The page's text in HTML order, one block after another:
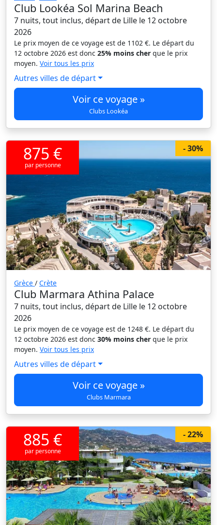
Club Lookéa Sol Marina Beach
7 nuits, tout inclus, départ de Lille le 12 octobre
2026
Le prix moyen de ce voyage est de 1102 €. Le départ du
12 octobre 2026 est donc 25% moins cher que le prix
moyen. Voir tous les prix
Autres villes de départ
Voir ce voyage »
Clubs Lookéa
- 30%
875 €
par personne
Grèce / Crète
Club Marmara Athina Palace
7 nuits, tout inclus, départ de Lille le 12 octobre
2026
Le prix moyen de ce voyage est de 1248 €. Le départ du
12 octobre 2026 est donc 30% moins cher que le prix
moyen. Voir tous les prix
Autres villes de départ
Voir ce voyage »
Clubs Marmara
- 22%
885 €
par personne